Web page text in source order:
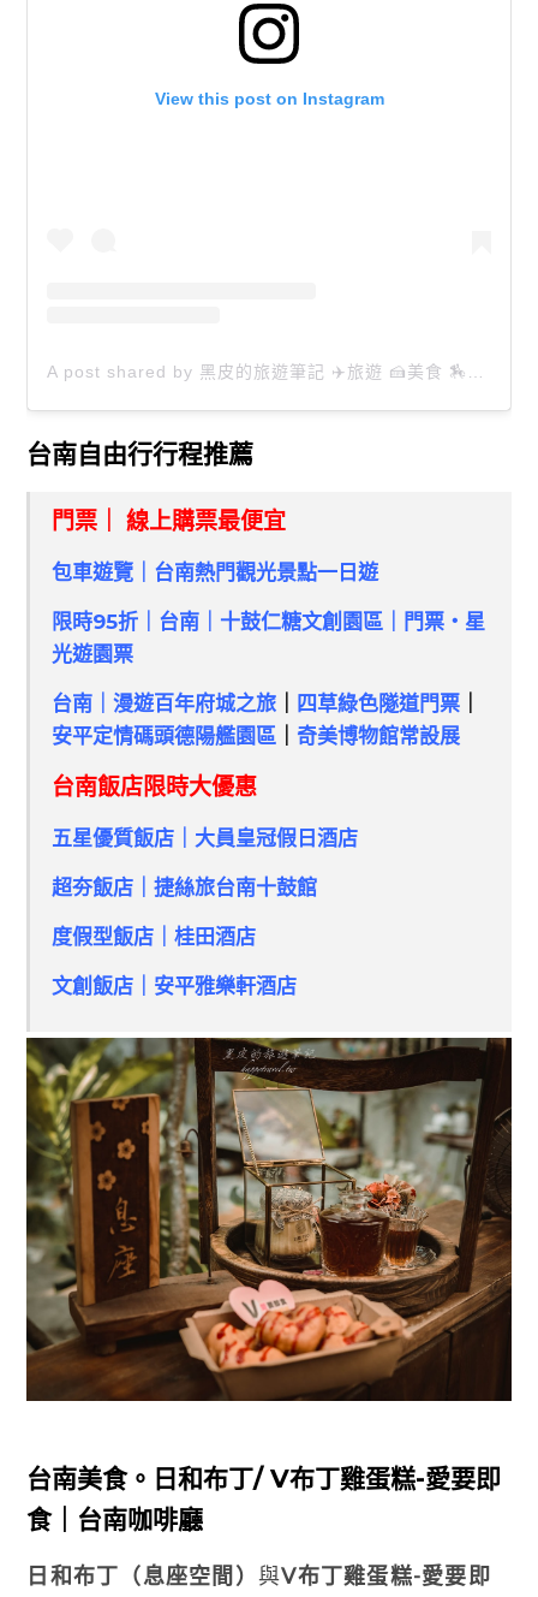
View this post on Instagram
台南自由行行程推薦
門票｜ 線上購票最便宜
包車遊覽｜台南熱門觀光景點一日遊
限時95折｜台南｜十鼓仁糖文創園區｜門票・星
光遊園票
台南｜漫遊百年府城之旅 四草綠色隧道門票
安平定情碼頭德陽艦園區
奇美博物館常設展
台南飯店限時大優惠
五星優質飯店｜大員皇冠假日酒店
超夯飯店｜捷絲旅台南十鼓館
度假型飯店｜桂田酒店
文創飯店｜安平雅樂軒酒店
台南美食。日和布丁/ V布丁雞蛋糕-愛要即
食｜台南咖啡廳
日和布丁（息座空間）與V布丁雞蛋糕-愛要即